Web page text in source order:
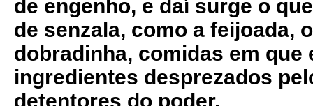
de engenho, e daí surge o
de senzala, como a feijoada,
dobradinha, comidas em que
ingredientes desprezados
detentores do poder.